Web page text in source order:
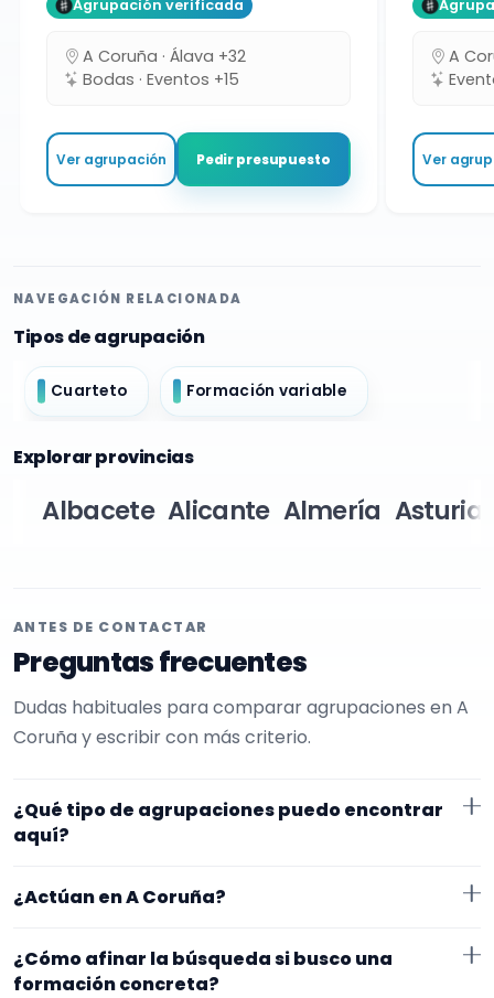
Agrupación verificada
A Coruña · Álava +32
Bodas · Eventos +15
Ver agrupación Pedir presupuesto
A
Ver
NAVEGACIÓN RELACIONADA
Tipos de agrupación
Cuarteto Formación variable
Explorar provincias
Albacete Alicante Almería
ANTES DE CONTACTAR
Preguntas frecuentes
Dudas habituales para comparar agrupaciones en A
Coruña y escribir con más criterio.
¿Qué tipo de agrupaciones puedo encontrar
aquí?
inauguraciones. Conviene comparar repertorio,
¿Actúan en A Coruña?
trabajan en A Coruña. Algunos son de la zona y otros
¿Cómo afinar la búsqueda si busco una
formación concreta?